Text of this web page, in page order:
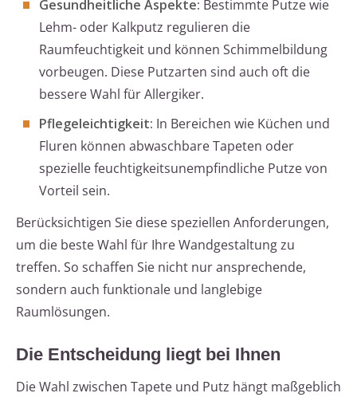
Gesundheitliche Aspekte: Bestimmte Putze wie
Lehm- oder Kalkputz regulieren die
Raumfeuchtigkeit und können Schimmelbildung
vorbeugen. Diese Putzarten sind auch oft die
bessere Wahl für Allergiker.
Pflegeleichtigkeit: In Bereichen wie Küchen und
Fluren können abwaschbare Tapeten oder
spezielle feuchtigkeitsunempfindliche Putze von
Vorteil sein.
Berücksichtigen Sie diese speziellen Anforderungen,
um die beste Wahl für Ihre Wandgestaltung zu
treffen. So schaffen Sie nicht nur ansprechende,
sondern auch funktionale und langlebige
Raumlösungen.
Die Entscheidung liegt bei Ihnen
Die Wahl zwischen Tapete und Putz hängt maßgeblich